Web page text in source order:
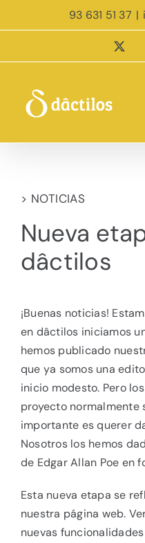
al
93 631 51 37 |
X
> NOTICIAS
Nueva
dâctilos
¡Buenas noticias!
en dâctilos iniciamos
hemos publicado
que ya somos una
inicio modesto. Pero
proyecto normalmente
importante es querer
Nosotros los hemos
de Edgar Allan Poe en
Esta nueva etapa se
nuestra página web.
nuevas